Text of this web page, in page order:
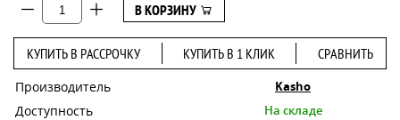
В КОРЗИНУ
КУПИТЬ В РАССРОЧКУ КУПИТЬ В 1 КЛИК СРАВНИТЬ
Производитель Kasho
Доступность На складе